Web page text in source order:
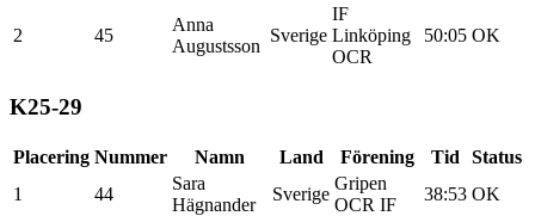
2 45
Anna
Augustsson
Sverige
IF
Linköping
OCR
50:05 OK
K25-29
Placering Nummer Namn Land Förening Tid
Status
1
44
Sara
Hägnander
Sverige
Gripen
OCR IF
38:53 OK